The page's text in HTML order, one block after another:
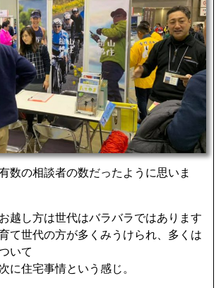
数の相談者の数だったように思いま
越し方は世代はバラバラではあります
て世代の方が多くみうけられ、多くは
いて
に住宅事情という感じ。